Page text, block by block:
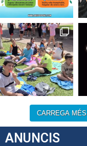
CARREGA MÉS
ANUNCIS